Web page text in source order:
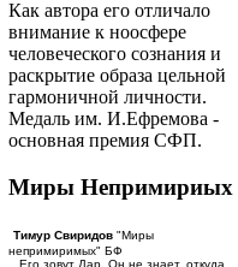
Как автора его отличало
внимание к ноосфере
человеческого сознания и
раскрытие образа цельной
гармоничной личности.
Медаль им. И.Ефремова -
основная премия СФП.
Миры Непримириых
Тимур Свиридов "Миры
непримиримых" БФ
...Его зовут Дар. Он не знает, откуда